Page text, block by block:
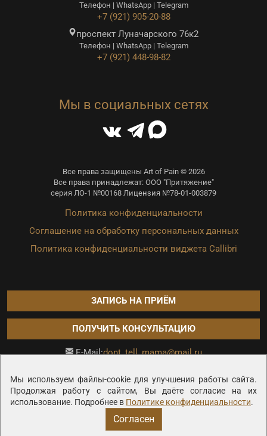
Мы используем файлы-cookie для улучшения работы сайта.
Продолжая работу с сайтом, Вы даёте согласие на их
использование. Подробнее в Политике конфиденциальности.
Согласен
Телефон | WhatsApp | Telegram
+7 (921) 905-20-88
проспект Луначарского 76к2
Телефон | WhatsApp | Telegram
+7 (921) 448-98-82
Мы в социальных сетях
Все права защищены Art of Pain © 2026
Все права принадлежат: ООО "Притяжение"
серия ЛО-1 №00168 Лицензия №78-01-003879
Политика конфиденциальности
Соглашение на обработку персональных данных
Политика конфиденциальности виджета Callibri
ЗАПИСЬ НА ПРИЁМ
ПОЛУЧИТЬ КОНСУЛЬТАЦИЮ
E-Mail:dont_tell_mama@mail.ru